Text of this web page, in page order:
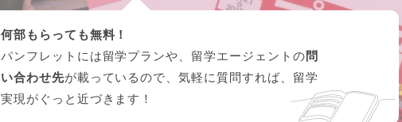
何部もらっても無料！
パンフレットには留学プランや、留学エージェントの問
い合わせ先が載っているので、気軽に質問すれば、留学
実現がぐっと近づきます！